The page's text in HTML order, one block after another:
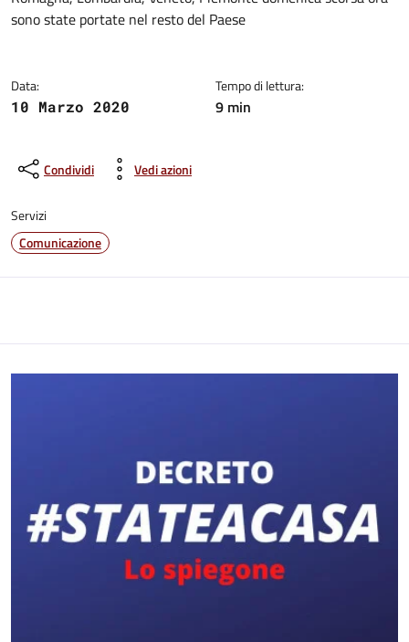
sono state portate nel resto del Paese
Data:
10 Marzo 2020
Tempo di lettura:
9 min
Condividi Vedi azioni
Servizi
Comunicazione